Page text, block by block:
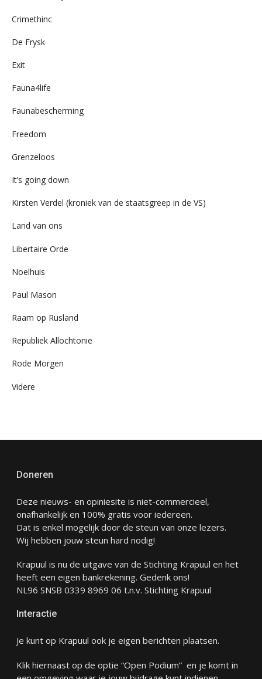
Crimethinc
De Frysk
Exit
Fauna4life
Faunabescherming
Freedom
Grenzeloos
It’s going down
Kirsten Verdel (kroniek van de staatsgreep in de VS)
Land van ons
Libertaire Orde
Noelhuis
Paul Mason
Raam op Rusland
Republiek Allochtonië
Rode Morgen
Videre
Doneren
Deze nieuws- en opiniesite is niet-commercieel,
onafhankelijk en 100% gratis voor iedereen.
Dat is enkel mogelijk door de steun van onze lezers.
Wij hebben jouw steun hard nodig!
Krapuul is nu de uitgave van de Stichting Krapuul en het
heeft een eigen bankrekening. Gedenk ons!
NL96 SNSB 0339 8969 06 t.n.v. Stichting Krapuul
Interactie
Je kunt op Krapuul ook je eigen berichten plaatsen.
Klik hiernaast op de optie “Open Podium” en je komt in